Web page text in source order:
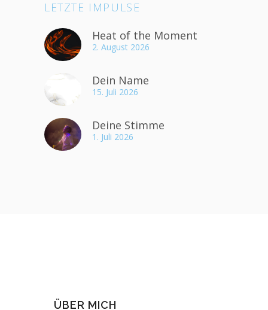
LETZTE IMPULSE
Heat of the Moment
2. August 2026
Dein Name
15. Juli 2026
Deine Stimme
1. Juli 2026
ÜBER MICH